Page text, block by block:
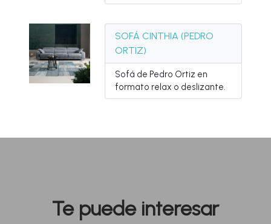
SOFÁ CINTHIA (PEDRO
ORTIZ)
Sofá de Pedro Ortiz en
formato relax o deslizante.
Te puede interesar